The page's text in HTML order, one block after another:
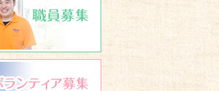
ボランティア募集